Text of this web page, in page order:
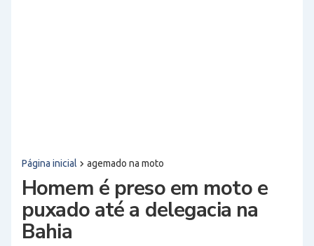
Página inicial agemado na moto
Homem é preso em moto e
puxado até a delegacia na
Bahia